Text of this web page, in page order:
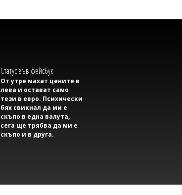
07/08/2026, Петък 20:30
Михаил ДИМИТРОВ
AI започна да прави неща, които
Статус във фейсбук
От утре махат цените в
лева и остават само
тези в евро. Психически
бях свикнал да ми е
скъпо в една валута,
сега ще трябва да ми е
скъпо и в друга.